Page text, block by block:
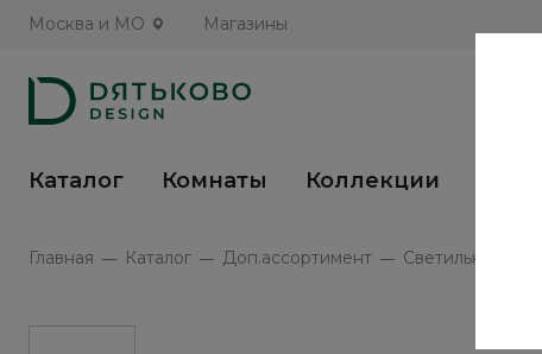
Москва и МО Магазины
Каталог Комнаты Коллекции
Главная Каталог Доп.ассортимент Светильник